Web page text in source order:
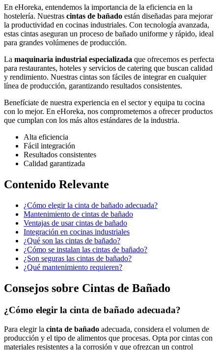
En eHoreka, entendemos la importancia de la eficiencia en la
hostelería. Nuestras cintas de bañado están diseñadas para mejorar
la productividad en cocinas industriales. Con tecnología avanzada,
estas cintas aseguran un proceso de bañado uniforme y rápido, ideal
para grandes volúmenes de producción.
La maquinaria industrial especializada que ofrecemos es perfecta
para restaurantes, hoteles y servicios de catering que buscan calidad
y rendimiento. Nuestras cintas son fáciles de integrar en cualquier
línea de producción, garantizando resultados consistentes.
Benefíciate de nuestra experiencia en el sector y equipa tu cocina
con lo mejor. En eHoreka, nos comprometemos a ofrecer productos
que cumplan con los más altos estándares de la industria.
Alta eficiencia
Fácil integración
Resultados consistentes
Calidad garantizada
Contenido Relevante
¿Cómo elegir la cinta de bañado adecuada?
Mantenimiento de cintas de bañado
Ventajas de usar cintas de bañado
Integración en cocinas industriales
¿Qué son las cintas de bañado?
¿Cómo se instalan las cintas de bañado?
¿Son seguras las cintas de bañado?
¿Qué mantenimiento requieren?
Consejos sobre Cintas de Bañado
¿Cómo elegir la cinta de bañado adecuada?
Para elegir la cinta de bañado adecuada, considera el volumen de
producción y el tipo de alimentos que procesas. Opta por cintas con
materiales resistentes a la corrosión y que ofrezcan un control